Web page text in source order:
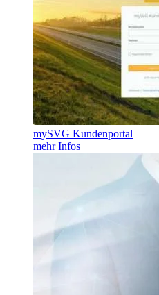
mySVG Kundenportal
mehr Infos